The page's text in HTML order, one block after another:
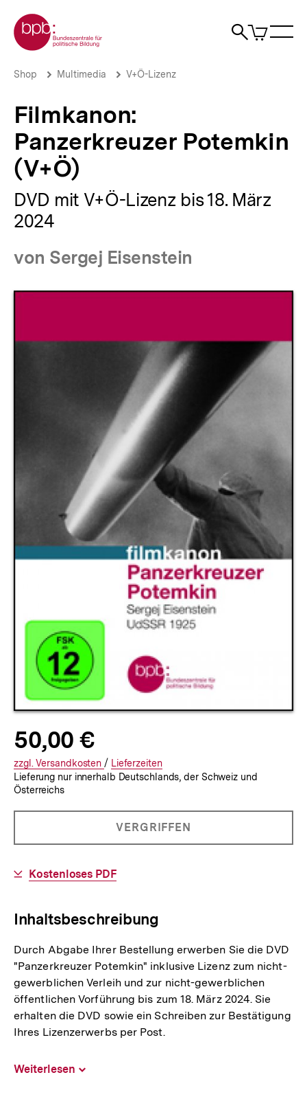
zum
Seiteninhalt
springen
Zur Startseite der bpb
Suche
Artikel
im
Filmkanon:
(V+Ö)
bpb.de
Brotkrümelnavigation
Pfadnavigation
Shop Multimedia V+Ö-Lizenz
Filmkanon:
Panzerkreuzer Potemkin
(V+Ö)
DVD mit V+Ö-Lizenz bis 18. März
2024
von Sergej Eisenstein
Allgemeine
Informationen
Produktpreis:
50,00 €50
€
5000
Cents
zuzüglich
Versandkosten
Interner
Link:
Informationen
zu
den
zzgl. zuzüglichen
Versandkosten / Interner
Link:
Informationen
zu
Lieferzeiten
Lieferung nur innerhalb Deutschlands, der Schweiz und
Österreichs
PRODUKT
NICHT
VERGRIFFEN
Download-
Kostenloses PDF
Inhaltsbeschreibung
Durch Abgabe Ihrer Bestellung erwerben Sie die DVD
"Panzerkreuzer Potemkin" inklusive Lizenz zum nicht-
gewerblichen Verleih und zur nicht-gewerblichen
öffentlichen Vorführung bis zum 18. März 2024. Sie
erhalten die DVD sowie ein Schreiben zur Bestätigung
Ihres Lizenzerwerbs per Post.
Weiterlesen